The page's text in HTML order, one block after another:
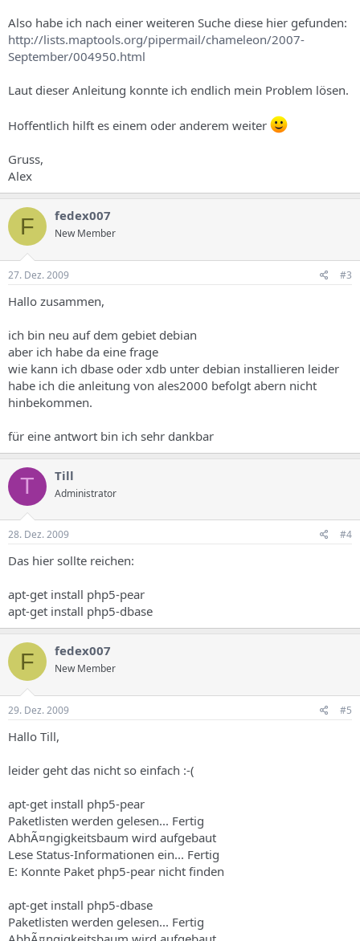
Also habe ich nach einer weiteren Suche diese hier gefunden:
http://lists.maptools.org/pipermail/chameleon/2007-
September/004950.html
Laut dieser Anleitung konnte ich endlich mein Problem lösen.
Hoffentlich hilft es einem oder anderem weiter
Gruss,
Alex
F fedex007
New Member
27. Dez. 2009 #3
Hallo zusammen,
ich bin neu auf dem gebiet debian
aber ich habe da eine frage
wie kann ich dbase oder xdb unter debian installieren leider
habe ich die anleitung von ales2000 befolgt abern nicht
hinbekommen.
für eine antwort bin ich sehr dankbar
T Till
Administrator
28. Dez. 2009 #4
Das hier sollte reichen:
apt-get install php5-pear
apt-get install php5-dbase
F fedex007
New Member
29. Dez. 2009 #5
Hallo Till,
leider geht das nicht so einfach :-(
apt-get install php5-pear
Paketlisten werden gelesen... Fertig
AbhÃ¤ngigkeitsbaum wird aufgebaut
Lese Status-Informationen ein... Fertig
E: Konnte Paket php5-pear nicht finden
apt-get install php5-dbase
Paketlisten werden gelesen... Fertig